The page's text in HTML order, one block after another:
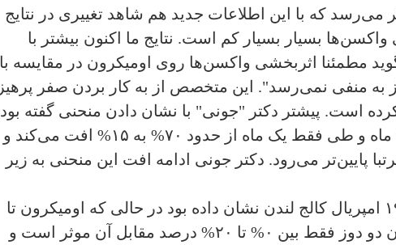
می‌رسد که با این اطلاعات جدید هم شاهد تغییری در نتایج
واکسن‌ها بسیار بسیار کم است. نتایج ما اکنون بیشتر با
مطمئنا اثربخشی واکسن‌ها روی اومیکرون در مقایسه با
به منفی نمی‌رسد". این متخصص از به کار بردن صفر پرهیز
است. پیشتر دکتر "جونی" با نشان دادن منحنی گفته بود
که اثر بخشی دو دوز واکسن پس از ۴ ماه و طی فقط یک ماه از حدود ۷۰% به ۱۵% افت می‌کند و
بلکه مرتبا پایین‌تر می‌رود. دکتر جونی ادامه افت این منحنی به زیر
گزارش اخیر تیم پاسخ‌دهی به کووید-۱۹ امپریال کالج لندن نشان داده بود در حالی که اومیکرون تا
حد زیادی واکسن‌ها را دور می‌زند، زدن دو دوز فقط بین ۰% تا ۲۰% درصد مقابل آن موثر است و